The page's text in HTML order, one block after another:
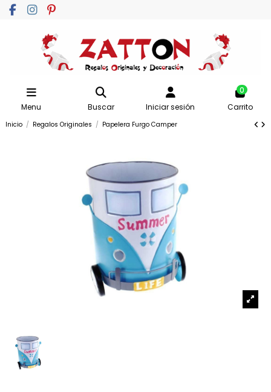
Menu Buscar Iniciar sesión
0
Carrito
Inicio Regalos Originales Papelera Furgo Camper